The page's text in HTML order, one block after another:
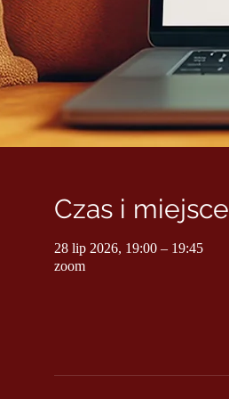
Czas i
28 lip 2026, 19:00 – 19:45
zoom